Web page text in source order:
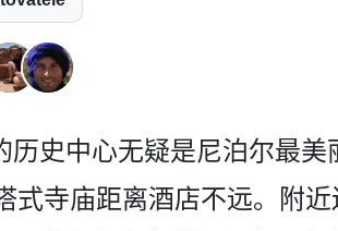
历史中心无疑是­尼泊尔最
式寺庙距离酒店不远。附­